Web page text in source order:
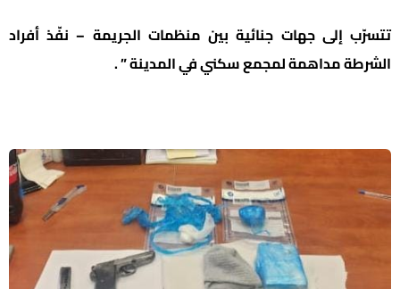
تتسرّب إلى جهات جنائية بين منظمات الجريمة – نفّذ أفراد
الشرطة مداهمة لمجمع سكني في المدينة ” .